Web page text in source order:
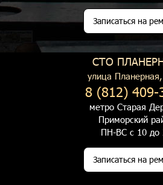
Записаться на
СТО
улица
8 (812) 409-
метро Старая
Приморский
ПН-ВС с 10 до
Записаться на